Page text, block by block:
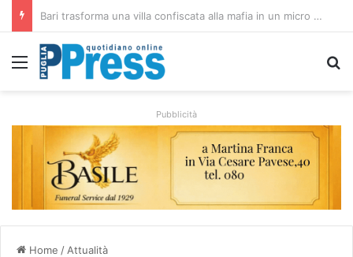
Rubano strumenti e farmaci ai medici dei migranti a Bari: ferme le visite a Nardò
Menu
Pubblicità
Home / Attualità